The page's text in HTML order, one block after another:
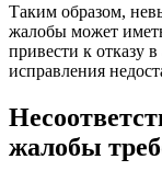
Таким образом,
жалобы может
привести к отказу
исправления
жалобы